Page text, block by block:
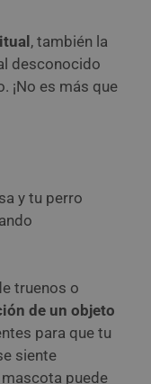
, también la
desconocido
¡No es más que
y tu perro
truenos o
de un objeto
para que tu
siente
puede